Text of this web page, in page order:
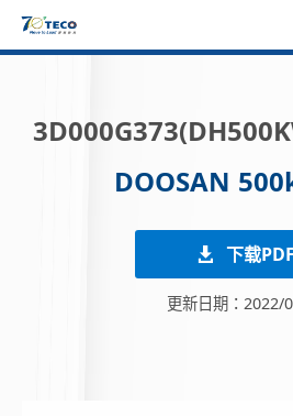
DOOSAN
下载PDF
更新日期：2022/